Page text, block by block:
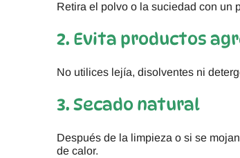
Retira el polvo o la suciedad con un
2. Evita productos
No utilices lejía, disolventes ni
3. Secado natural
Después de la limpieza o si se
de calor.